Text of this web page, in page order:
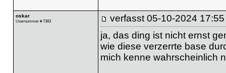
oskar
Usernummer # 7383 verfasst 05-10-2024 17:55
ja, das ding ist nicht ernst
wie diese verzerrte base
mich kenne wahrscheinlich